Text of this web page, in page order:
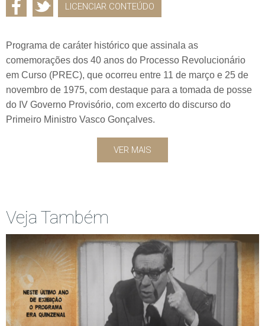
LICENCIAR CONTEÚDO
Programa de caráter histórico que assinala as
comemorações dos 40 anos do Processo Revolucionário
em Curso (PREC), que ocorreu entre 11 de março e 25 de
novembro de 1975, com destaque para a tomada de posse
do IV Governo Provisório, com excerto do discurso do
Primeiro Ministro Vasco Gonçalves.
VER MAIS
Veja Também